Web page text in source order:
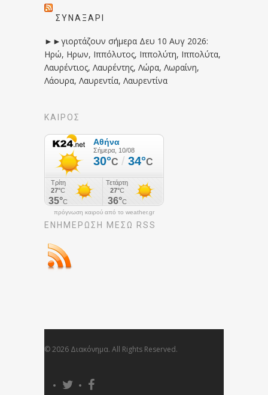
ΣΥΝΑΞΆΡΙ
►►γιορτάζουν σήμερα Δευ 10 Αυγ 2026:
Ηρώ, Ηρων, Ιππόλυτος, Ιππολύτη, Ιππολύτα,
Λαυρέντιος, Λαυρέντης, Λώρα, Λωραίνη,
Λάουρα, Λαυρεντία, Λαυρεντίνα
ΚΑΙΡΟΣ
πρόγνωση καιρού από το weather.gr
ΕΝΗΜΈΡΩΣΉ ΜΕΣΩ RSS
© 2026 Διακόνημα. All Rights Reserved.